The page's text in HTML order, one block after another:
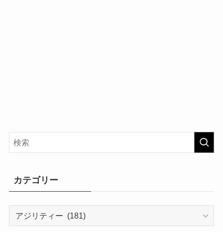
カテゴリー